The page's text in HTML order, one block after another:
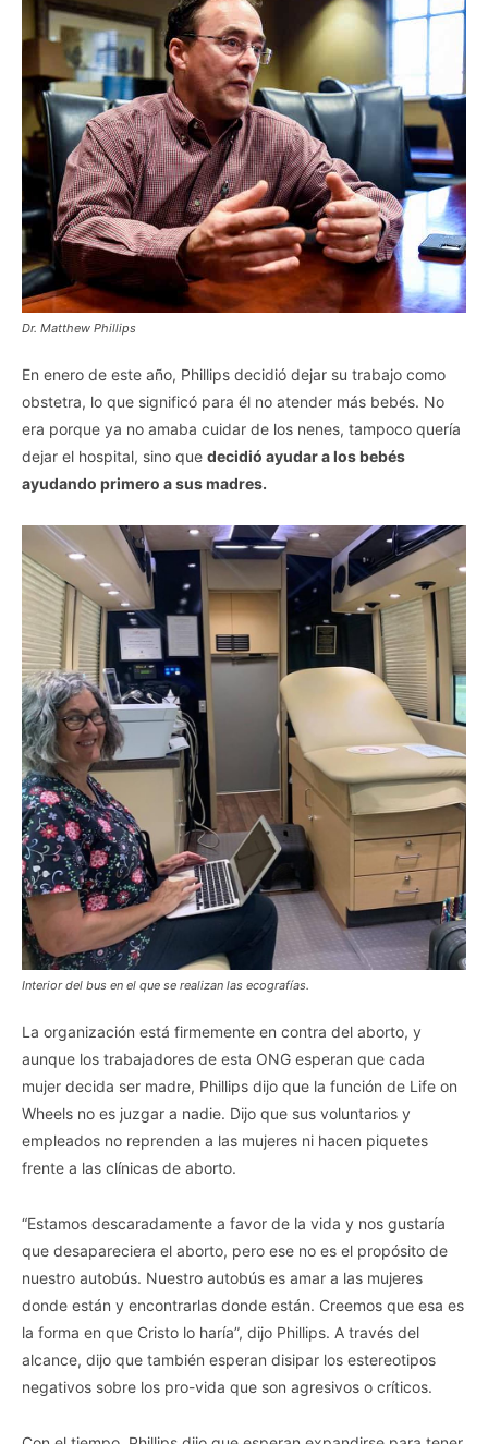
Dr. Matthew Phillips
En enero de este año, Phillips decidió dejar su trabajo como
obstetra, lo que significó para él no atender más bebés. No
era porque ya no amaba cuidar de los nenes, tampoco quería
dejar el hospital, sino que decidió ayudar a los bebés
ayudando primero a sus madres.
Interior del bus en el que se realizan las ecografías.
La organización está firmemente en contra del aborto, y
aunque los trabajadores de esta ONG esperan que cada
mujer decida ser madre, Phillips dijo que la función de Life on
Wheels no es juzgar a nadie. Dijo que sus voluntarios y
empleados no reprenden a las mujeres ni hacen piquetes
frente a las clínicas de aborto.
“Estamos descaradamente a favor de la vida y nos gustaría
que desapareciera el aborto, pero ese no es el propósito de
nuestro autobús. Nuestro autobús es amar a las mujeres
donde están y encontrarlas donde están. Creemos que esa es
la forma en que Cristo lo haría”, dijo Phillips. A través del
alcance, dijo que también esperan disipar los estereotipos
negativos sobre los pro-vida que son agresivos o críticos.